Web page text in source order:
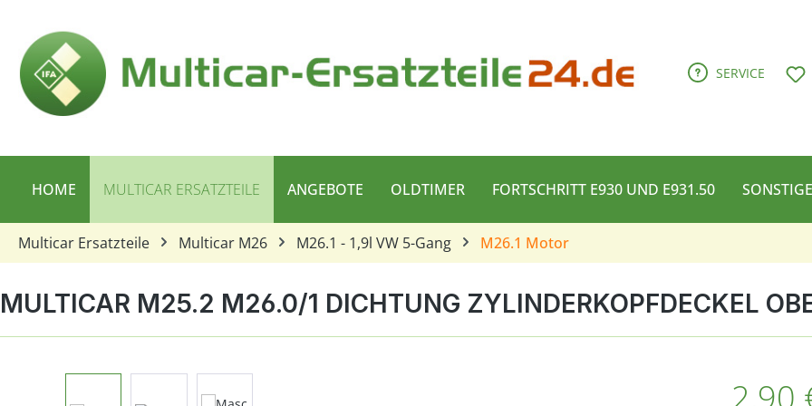
SERVICE
HOME MULTICAR ERSATZTEILE ANGEBOTE OLDTIMER FORTSCHRITT E930 UND E931.50
Multicar Ersatzteile Multicar M26 M26.1 - 1,9l VW 5-Gang M26.1 Motor
MULTICAR M25.2 M26.0/1 DICHTUNG ZYLINDERKOPFDECKEL
Regulärer